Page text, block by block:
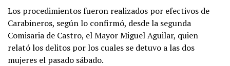
Los procedimientos fueron realizados por efectivos de
Carabineros, según lo confirmó, desde la segunda
Comisaria de Castro, el Mayor Miguel Aguilar, quien
relató los delitos por los cuales se detuvo a las dos
mujeres el pasado sábado.